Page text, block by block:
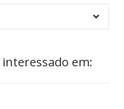
em: